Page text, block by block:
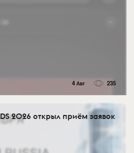
4 Авг 235
2026 открыл приём заявок